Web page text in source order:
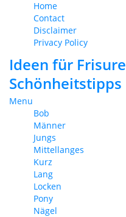
Home
Contact
Disclaimer
Privacy Policy
Ideen für
Schönheitstipps
Menu
Bob
Männer
Jungs
Mittellanges
Kurz
Lang
Locken
Pony
Nägel